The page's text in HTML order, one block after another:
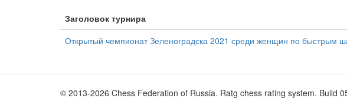
Заголовок турнира
Открытый чемпионат Зеленоградска 2021 среди женщин по быстрым
© 2013-2026 Chess Federation of Russia. Ratg chess rating system. Build